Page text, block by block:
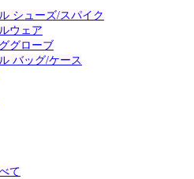
シューズ/スパイク
ウェア
グローブ
バッグ/ケース
て